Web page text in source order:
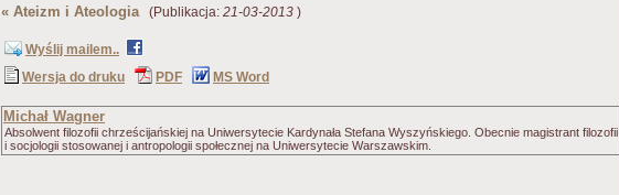
« Ateizm i Ateologia(Publikacja: 21-03-2013 )
Wyślij mailem..
Wersja do druku
PDF MS Word
Michał Wagner
Absolwent filozofii chrześcijańskiej na Uniwersytecie Kardynała Stefana Wyszyńskiego. Obecnie magistrant filozofii
i socjologii stosowanej i antropologii społecznej na Uniwersytecie Warszawskim.